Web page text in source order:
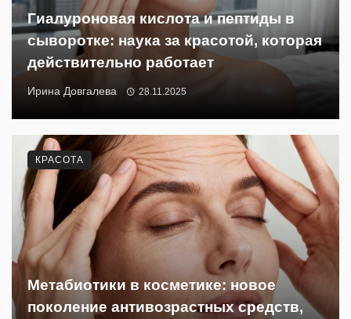
Гиалуроновая кислота и пептиды в
сыворотке: наука за красотой, которая
действительно работает
Ирина Довгалева 28.11.2025
Метабиотики в косметике: новое
поколение антивозрастных средств,
КРАСОТА